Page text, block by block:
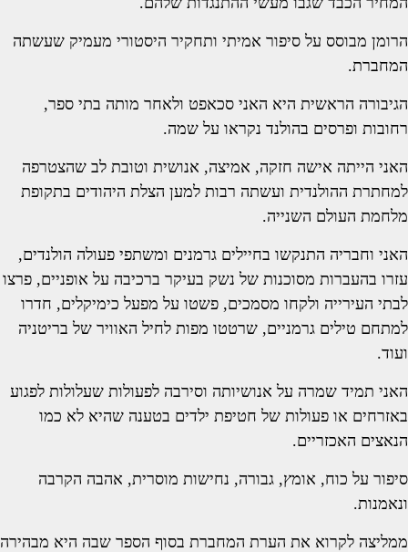
הרומן מבוסס על סיפור אמיתי ותחקיר היסטורי מעמיק שעשתה
המחברת.
הגיבורה הראשית היא האני סכאפט ולאחר מותה בתי ספר,
רחובות ופרסים בהולנד נקראו על שמה.
האני הייתה אישה חזקה, אמיצה, אנושית וטובת לב שהצטרפה
למחתרת ההולנדית ועשתה רבות למען הצלת היהודים בתקופת
מלחמת העולם השנייה.
האני וחבריה התנקשו בחיילים גרמנים ומשתפי פעולה הולנדים,
עזרו בהעברות מסוכנות של נשק בעיקר ברכיבה על אופניים, פרצו
לבתי העירייה ולקחו מסמכים, פשטו על מפעל כימיקלים, חדרו
למתחם טילים גרמניים, שרטטו מפות לחיל האוויר של בריטניה
ועוד.
האני תמיד שמרה על אנושיותה וסירבה לפעולות שעלולות לפגוע
באזרחים או פעולות של חטיפת ילדים בטענה שהיא לא כמו
הנאצים האכזריים.
סיפור על כוח, אומץ, גבורה, נחישות מוסרית, אהבה הקרבה
ונאמנות.
ממליצה לקרוא את הערת המחברת בסוף הספר שבה היא מבהירה